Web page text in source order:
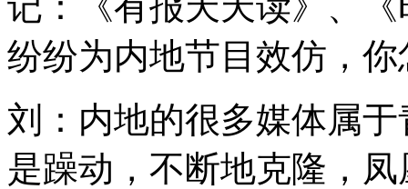
纷纷为内地节目效仿，
刘：内地的很多媒体属
是躁动，不断地克隆，